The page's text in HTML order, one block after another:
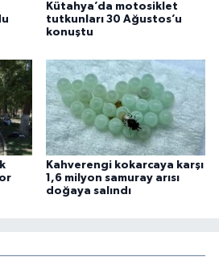
Kütahya’da motosiklet
tutkunları 30 Ağustos’u
konuştu
Kahverengi kokarcaya karşı
1,6 milyon samuray arısı
doğaya salındı